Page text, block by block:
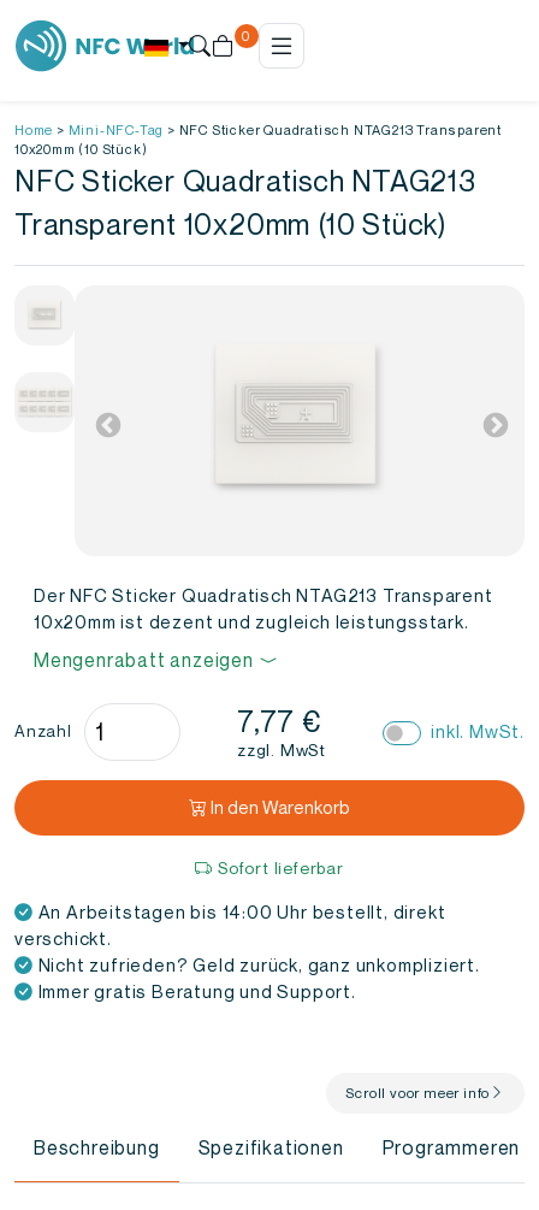
0
Home > Mini-NFC-Tag > NFC Sticker Quadratisch NTAG213 Transparent
10x20mm (10 Stück)
NFC Sticker Quadratisch NTAG213
Transparent 10x20mm (10 Stück)
Der NFC Sticker Quadratisch NTAG213 Transparent
10x20mm ist dezent und zugleich leistungsstark.
Mengenrabatt anzeigen
Anzahl
NFC
Sticker
Transparent
Stück)
Menge
7,77 €
zzgl. MwSt
inkl. MwSt.
In den Warenkorb
Sofort lieferbar
An Arbeitstagen bis 14:00 Uhr bestellt, direkt
verschickt.
Nicht zufrieden? Geld zurück, ganz unkompliziert.
Immer gratis Beratung und Support.
Scroll voor meer info
Beschreibung Spezifikationen Programmeren